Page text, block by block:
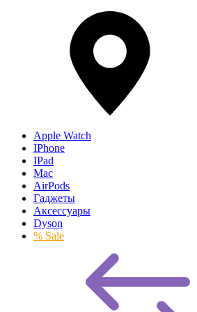
Apple Watch
IPhone
IPad
Mac
AirPods
Гаджеты
Аксессуары
Dyson
% Sale